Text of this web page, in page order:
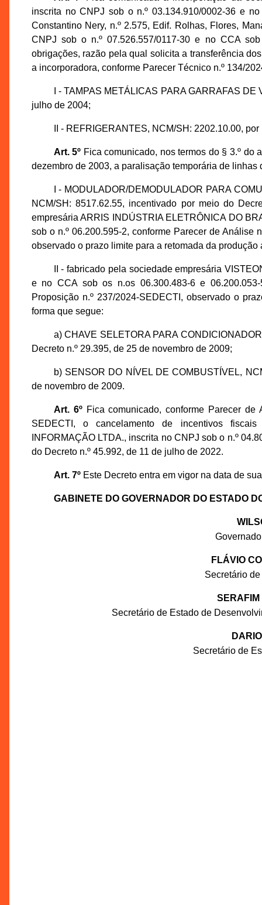
inscrita no CNPJ sob o n.º 03.134.910/0002-36 e
Constantino Nery, n.º 2.575, Edif. Rolhas, Flores,
CNPJ sob o n.º 07.526.557/0117-30 e no CCA
obrigações, razão pela qual solicita a transferência
a incorporadora, conforme Parecer Técnico n.º 134/
I - TAMPAS METÁLICAS PARA GARRAFAS
julho de 2004;
II - REFRIGERANTES, NCM/SH: 2202.10.00,
Art. 5º Fica comunicado, nos termos do § 3.º do
dezembro de 2003, a paralisação temporária de
I - MODULADOR/DEMODULADOR PARA
NCM/SH: 8517.62.55, incentivado por meio do
empresária ARRIS INDÚSTRIA ELETRÔNICA DO
sob o n.º 06.200.595-2, conforme Parecer de Análise
observado o prazo limite para a retomada da produção
II - fabricado pela sociedade empresária
e no CCA sob os n.os 06.300.483-6 e
Proposição n.º 237/2024-SEDECTI, observado o
forma que segue:
a) CHAVE SELETORA PARA
Decreto n.º 29.395, de 25 de novembro de 2009;
b) SENSOR DO NÍVEL DE COMBUSTÍVEL,
de novembro de 2009.
Art. 6ºFica comunicado, conforme Parecer de
SEDECTI, o cancelamento de incentivos
INFORMAÇÃO LTDA., inscrita no CNPJ sob o n.º
do Decreto n.º 45.992, de 11 de julho de 2022.
Art. 7ºEste Decreto entra em vigor na data de
GABINETE DO GOVERNADOR DO ESTADO
FLÁVIO
Secretário
Secretário de Estado de
Secretário de